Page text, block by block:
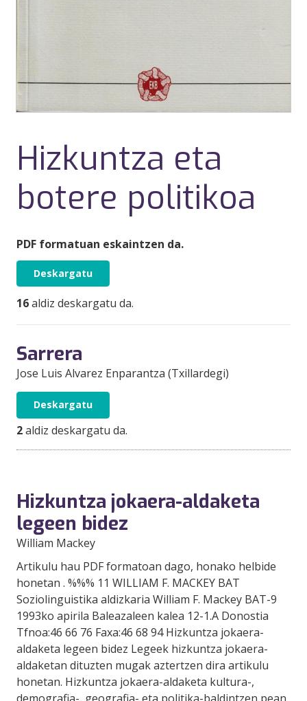
Hizkuntza eta
botere politikoa
PDF formatuan eskaintzen da.
Deskargatu
16aldiz deskargatu da.
Sarrera
Jose Luis Alvarez Enparantza (Txillardegi)
Deskargatu
2aldiz deskargatu da.
Hizkuntza jokaera-aldaketa
legeen bidez
William Mackey
Artikulu hau PDF formatoan dago, honako helbide
honetan . %%% 11 WILLIAM F. MACKEY BAT
Soziolinguistika aldizkaria William F. Mackey BAT-9
1993ko apirila Baleazaleen kalea 12-1.A Donostia
Tfnoa:46 66 76 Faxa:46 68 94 Hizkuntza jokaera-
aldaketa legeen bidez Legeek hizkuntza jokaera-
aldaketan dituzten mugak aztertzen dira artikulu
honetan. Hizkuntza jokaera-aldaketa kultura-,